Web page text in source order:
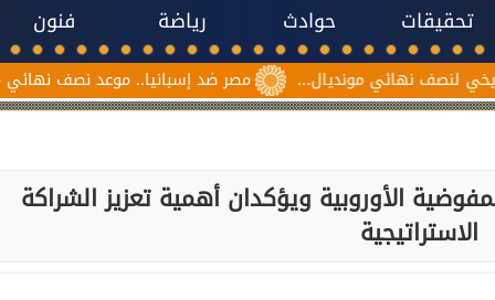
تحقيقات حوادث رياضة فنون
مصر ضد إسبانيا.. موعد نصف نهائي مونديال مونديال...
الأوروبية ويؤكدان أهمية تعزيز الشراكة
الاستراتيجية